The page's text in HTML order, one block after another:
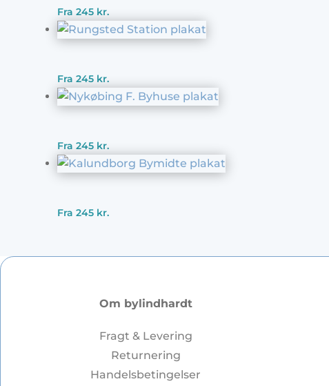
Fra245 kr.
Fra245 kr.
Fra245 kr.
Fra245 kr.
Om bylindhardt
Fragt & Levering
Returnering
Handelsbetingelser